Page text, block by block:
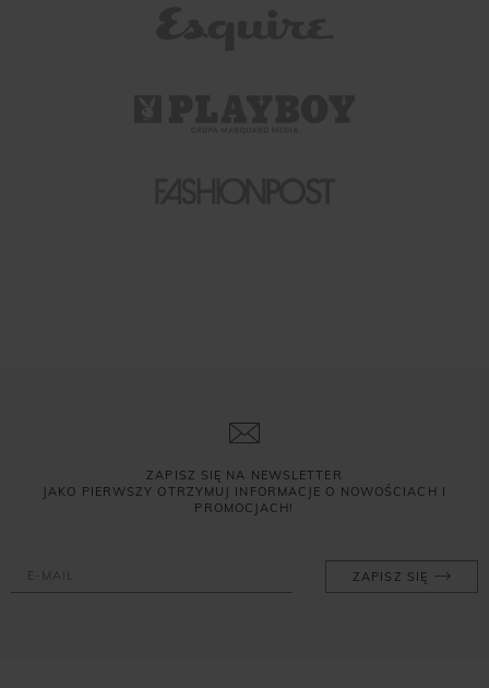
ZAPISZ SIĘ NA NEWSLETTER
JAKO PIERWSZY OTRZYMUJ INFORMACJE O NOWOŚCIACH I
PROMOCJACH!
ZAPISZ SIĘ